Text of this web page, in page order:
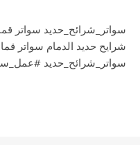
سواتر_شرائح_حديد سواتر
شرايح حديد الدمام سواتر
سواتر_شرائح_حديد